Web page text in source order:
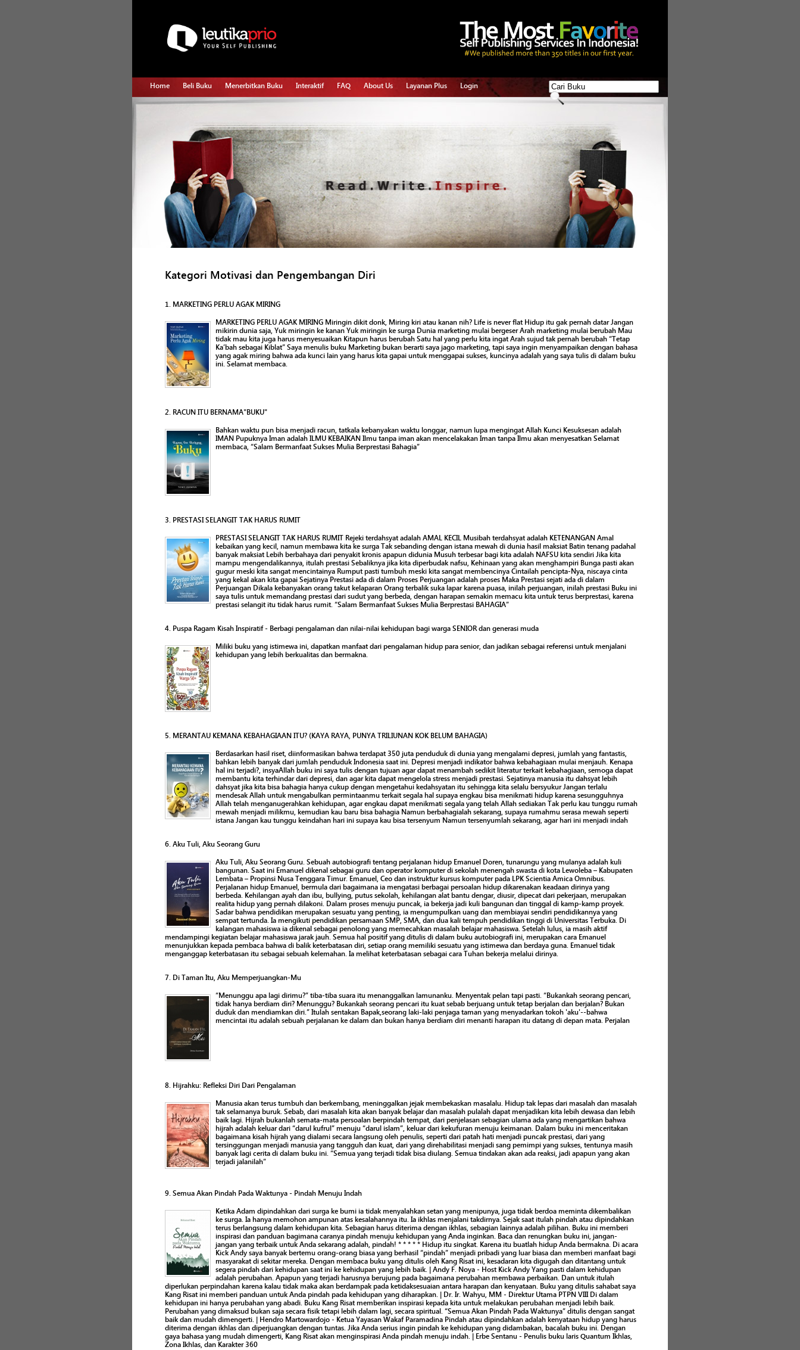
Home Beli Buku Menerbitkan Buku Interaktif FAQ About Us Layanan Plus Login
Kategori Motivasi dan Pengembangan Diri
1. MARKETING PERLU AGAK MIRING
MARKETING PERLU AGAK MIRING Miringin dikit donk, Miring kiri atau kanan nih? Life is never flat Hidup itu gak pernah datar Jangan
mikirin dunia saja, Yuk miringin ke kanan Yuk miringin ke surga Dunia marketing mulai bergeser Arah marketing mulai berubah Mau
tidak mau kita juga harus menyesuaikan Kitapun harus berubah Satu hal yang perlu kita ingat Arah sujud tak pernah berubah “Tetap
Ka’bah sebagai Kiblat” Saya menulis buku Marketing bukan berarti saya jago marketing, tapi saya ingin menyampaikan dengan bahasa
yang agak miring bahwa ada kunci lain yang harus kita gapai untuk menggapai sukses, kuncinya adalah yang saya tulis di dalam buku
ini. Selamat membaca.
2. RACUN ITU BERNAMA"BUKU"
Bahkan waktu pun bisa menjadi racun, tatkala kebanyakan waktu longgar, namun lupa mengingat Allah Kunci Kesuksesan adalah
IMAN Pupuknya Iman adalah ILMU KEBAIKAN Ilmu tanpa iman akan mencelakakan Iman tanpa Ilmu akan menyesatkan Selamat
membaca, “Salam Bermanfaat Sukses Mulia Berprestasi Bahagia”
3. PRESTASI SELANGIT TAK HARUS RUMIT
PRESTASI SELANGIT TAK HARUS RUMIT Rejeki terdahsyat adalah AMAL KECIL Musibah terdahsyat adalah KETENANGAN Amal
kebaikan yang kecil, namun membawa kita ke surga Tak sebanding dengan istana mewah di dunia hasil maksiat Batin tenang padahal
banyak maksiat Lebih berbahaya dari penyakit kronis apapun didunia Musuh terbesar bagi kita adalah NAFSU kita sendiri Jika kita
mampu mengendalikannya, itulah prestasi Sebaliknya jika kita diperbudak nafsu, Kehinaan yang akan menghampiri Bunga pasti akan
gugur meski kita sangat mencintainya Rumput pasti tumbuh meski kita sangat membencinya Cintailah pencipta-Nya, niscaya cinta
yang kekal akan kita gapai Sejatinya Prestasi ada di dalam Proses Perjuangan adalah proses Maka Prestasi sejati ada di dalam
Perjuangan Dikala kebanyakan orang takut kelaparan Orang terbalik suka lapar karena puasa, inilah perjuangan, inilah prestasi Buku ini
saya tulis untuk memandang prestasi dari sudut yang berbeda, dengan harapan semakin memacu kita untuk terus berprestasi, karena
prestasi selangit itu tidak harus rumit. “Salam Bermanfaat Sukses Mulia Berprestasi BAHAGIA”
4. Puspa Ragam Kisah Inspiratif - Berbagi pengalaman dan nilai-nilai kehidupan bagi warga SENIOR dan generasi muda
Miliki buku yang istimewa ini, dapatkan manfaat dari pengalaman hidup para senior, dan jadikan sebagai referensi untuk menjalani
kehidupan yang lebih berkualitas dan bermakna.
5. MERANTAU KEMANA KEBAHAGIAAN ITU? (KAYA RAYA, PUNYA TRILIUNAN KOK BELUM BAHAGIA)
Berdasarkan hasil riset, diinformasikan bahwa terdapat 350 juta penduduk di dunia yang mengalami depresi, jumlah yang fantastis,
bahkan lebih banyak dari jumlah penduduk Indonesia saat ini. Depresi menjadi indikator bahwa kebahagiaan mulai menjauh. Kenapa
hal ini terjadi?, insyaAllah buku ini saya tulis dengan tujuan agar dapat menambah sedikit literatur terkait kebahagiaan, semoga dapat
membantu kita terhindar dari depresi, dan agar kita dapat mengelola stress menjadi prestasi. Sejatinya manusia itu dahsyat lebih
dahsyat jika kita bisa bahagia hanya cukup dengan mengetahui kedahsyatan itu sehingga kita selalu bersyukur Jangan terlalu
mendesak Allah untuk mengabulkan permintaanmu terkait segala hal supaya engkau bisa menikmati hidup karena sesungguhnya
Allah telah menganugerahkan kehidupan, agar engkau dapat menikmati segala yang telah Allah sediakan Tak perlu kau tunggu rumah
mewah menjadi milikmu, kemudian kau baru bisa bahagia Namun berbahagialah sekarang, supaya rumahmu serasa mewah seperti
istana Jangan kau tunggu keindahan hari ini supaya kau bisa tersenyum Namun tersenyumlah sekarang, agar hari ini menjadi indah
6. Aku Tuli, Aku Seorang Guru
Aku Tuli, Aku Seorang Guru. Sebuah autobiografi tentang perjalanan hidup Emanuel Doren, tunarungu yang mulanya adalah kuli
bangunan. Saat ini Emanuel dikenal sebagai guru dan operator komputer di sekolah menengah swasta di kota Lewoleba – Kabupaten
Lembata – Propinsi Nusa Tenggara Timur. Emanuel, Ceo dan instruktur kursus komputer pada LPK Scientia Amica Omnibus.
Perjalanan hidup Emanuel, bermula dari bagaimana ia mengatasi berbagai persoalan hidup dikarenakan keadaan dirinya yang
berbeda. Kehilangan ayah dan ibu, bullying, putus sekolah, kehilangan alat bantu dengar, diusir, dipecat dari pekerjaan, merupakan
realita hidup yang pernah dilakoni. Dalam proses menuju puncak, ia bekerja jadi kuli bangunan dan tinggal di kamp-kamp proyek.
Sadar bahwa pendidikan merupakan sesuatu yang penting, ia mengumpulkan uang dan membiayai sendiri pendidikannya yang
sempat tertunda. Ia mengikuti pendidikan persamaan SMP, SMA, dan dua kali tempuh pendidikan tinggi di Universitas Terbuka. Di
kalangan mahasiswa ia dikenal sebagai penolong yang memecahkan masalah belajar mahasiswa. Setelah lulus, ia masih aktif
mendampingi kegiatan belajar mahasiswa jarak jauh. Semua hal positif yang ditulis di dalam buku autobiografi ini, merupakan cara Emanuel
menunjukkan kepada pembaca bahwa di balik keterbatasan diri, setiap orang memiliki sesuatu yang istimewa dan berdaya guna. Emanuel tidak
menganggap keterbatasan itu sebagai sebuah kelemahan. Ia melihat keterbatasan sebagai cara Tuhan bekerja melalui dirinya.
7. Di Taman Itu, Aku Memperjuangkan-Mu
“Menunggu apa lagi dirimu?” tiba-tiba suara itu menanggalkan lamunanku. Menyentak pelan tapi pasti. “Bukankah seorang pencari,
tidak hanya berdiam diri? Menunggu? Bukankah seorang pencari itu kuat sebab berjuang untuk tetap berjalan dan berjalan? Bukan
duduk dan mendiamkan diri.” Itulah sentakan Bapak,seorang laki-laki penjaga taman yang menyadarkan tokoh 'aku'--bahwa
mencintai itu adalah sebuah perjalanan ke dalam dan bukan hanya berdiam diri menanti harapan itu datang di depan mata. Perjalan
8. Hijrahku: Refleksi Diri Dari Pengalaman
Manusia akan terus tumbuh dan berkembang, meninggalkan jejak membekaskan masalalu. Hidup tak lepas dari masalah dan masalah
tak selamanya buruk. Sebab, dari masalah kita akan banyak belajar dan masalah pulalah dapat menjadikan kita lebih dewasa dan lebih
baik lagi. Hijrah bukanlah semata-mata persoalan berpindah tempat, dari penjelasan sebagian ulama ada yang mengartikan bahwa
hijrah adalah keluar dari “darul kufrul” menuju “darul islam”, keluar dari kekufuran menuju keimanan. Dalam buku ini menceritakan
bagaimana kisah hijrah yang dialami secara langsung oleh penulis, seperti dari patah hati menjadi puncak prestasi, dari yang
tersinggungan menjadi manusia yang tangguh dan kuat, dari yang direhabilitasi menjadi sang pemimpi yang sukses, tentunya masih
banyak lagi cerita di dalam buku ini. “Semua yang terjadi tidak bisa diulang. Semua tindakan akan ada reaksi, jadi apapun yang akan
terjadi jalanilah”
9. Semua Akan Pindah Pada Waktunya - Pindah Menuju Indah
Ketika Adam dipindahkan dari surga ke bumi ia tidak menyalahkan setan yang menipunya, juga tidak berdoa meminta dikembalikan
ke surga. Ia hanya memohon ampunan atas kesalahannya itu. Ia ikhlas menjalani takdirnya. Sejak saat itulah pindah atau dipindahkan
terus berlangsung dalam kehidupan kita. Sebagian harus diterima dengan ikhlas, sebagian lainnya adalah pilihan. Buku ini memberi
inspirasi dan panduan bagimana caranya pindah menuju kehidupan yang Anda inginkan. Baca dan renungkan buku ini, jangan-
jangan yang terbaik untuk Anda sekarang adalah, pindah! * * * * * Hidup itu singkat. Karena itu buatlah hidup Anda bermakna. Di acara
Kick Andy saya banyak bertemu orang-orang biasa yang berhasil “pindah” menjadi pribadi yang luar biasa dan memberi manfaat bagi
masyarakat di sekitar mereka. Dengan membaca buku yang ditulis oleh Kang Risat ini, kesadaran kita digugah dan ditantang untuk
segera pindah dari kehidupan saat ini ke kehidupan yang lebih baik. | Andy F. Noya - Host Kick Andy Yang pasti dalam kehidupan
adalah perubahan. Apapun yang terjadi harusnya berujung pada bagaimana perubahan membawa perbaikan. Dan untuk itulah
diperlukan perpindahan karena kalau tidak maka akan berdampak pada ketidaksesuaian antara harapan dan kenyataan. Buku yang ditulis sahabat saya
Kang Risat ini memberi panduan untuk Anda pindah pada kehidupan yang diharapkan. | Dr. Ir. Wahyu, MM - Direktur Utama PTPN VIII Di dalam
kehidupan ini hanya perubahan yang abadi. Buku Kang Risat memberikan inspirasi kepada kita untuk melakukan perubahan menjadi lebih baik.
Perubahan yang dimaksud bukan saja secara fisik tetapi lebih dalam lagi, secara spiritual. “Semua Akan Pindah Pada Waktunya” ditulis dengan sangat
baik dan mudah dimengerti. | Hendro Martowardojo - Ketua Yayasan Wakaf Paramadina Pindah atau dipindahkan adalah kenyataan hidup yang harus
diterima dengan ikhlas dan diperjuangkan dengan tuntas. Jika Anda serius ingin pindah ke kehidupan yang didambakan, bacalah buku ini. Dengan
gaya bahasa yang mudah dimengerti, Kang Risat akan menginspirasi Anda pindah menuju indah. | Erbe Sentanu - Penulis buku laris Quantum Ikhlas,
Zona Ikhlas, dan Karakter 360